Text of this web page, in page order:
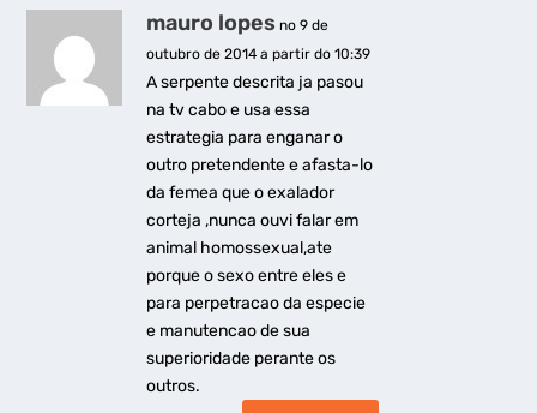
mauro lopes no 9 de
outubro de 2014 a partir do 10:39
A serpente descrita ja pasou
na tv cabo e usa essa
estrategia para enganar o
outro pretendente e afasta-lo
da femea que o exalador
corteja ,nunca ouvi falar em
animal homossexual,ate
porque o sexo entre eles e
para perpetracao da especie
e manutencao de sua
superioridade perante os
outros.